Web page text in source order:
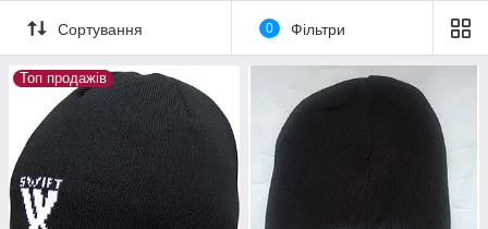
Сортування 0 Фільтри
Топ продажів